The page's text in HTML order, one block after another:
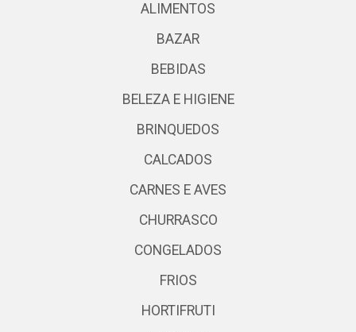
ALIMENTOS
BAZAR
BEBIDAS
BELEZA E HIGIENE
BRINQUEDOS
CALCADOS
CARNES E AVES
CHURRASCO
CONGELADOS
FRIOS
HORTIFRUTI